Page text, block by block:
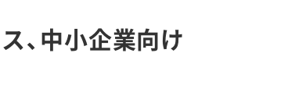
、中小企業向け